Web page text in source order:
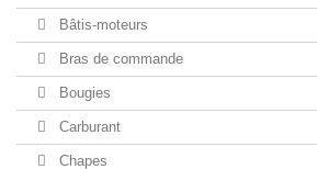
Bâtis-moteurs
Bras de commande
Bougies
Carburant
Chapes